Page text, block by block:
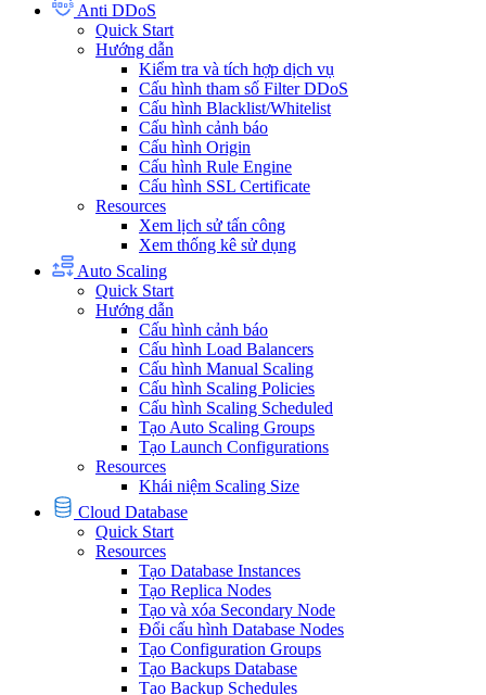
Anti DDoS
Quick Start
Hướng dẫn
Kiểm tra và tích hợp dịch vụ
Cấu hình tham số Filter DDoS
Cấu hình Blacklist/Whitelist
Cấu hình cảnh báo
Cấu hình Origin
Cấu hình Rule Engine
Cấu hình SSL Certificate
Resources
Xem lịch sử tấn công
Xem thống kê sử dụng
Auto Scaling
Quick Start
Hướng dẫn
Cấu hình cảnh báo
Cấu hình Load Balancers
Cấu hình Manual Scaling
Cấu hình Scaling Policies
Cấu hình Scaling Scheduled
Tạo Auto Scaling Groups
Tạo Launch Configurations
Resources
Khái niệm Scaling Size
Cloud Database
Quick Start
Resources
Tạo Database Instances
Tạo Replica Nodes
Tạo và xóa Secondary Node
Đổi cấu hình Database Nodes
Tạo Configuration Groups
Tạo Backups Database
Tạo Backup Schedules